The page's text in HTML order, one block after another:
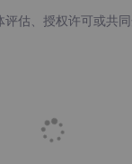
评估、授权许可或共